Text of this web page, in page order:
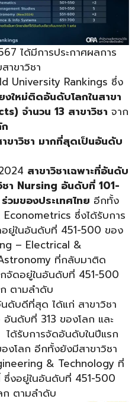
ได้มีการประกาศผลการ
าขาวิชา
University Rankings ซึ่ง
งใหม่ติดอันดับโลกในสาขา
จำนวน 13 สาขาวิชา จาก
าวิชา มากที่สุดเป็นอันดับ
สาขาวิชาเฉพาะที่อันดับ
า Nursing อันดับที่ 101-
มของประเทศไทย อีกทั้ง
ซึ่งได้รับการ
ยู่ในอันดับที่ 451-500 ของ
– Electrical &
ที่กลับมาติด
จัดอยู่ในอันดับที่ 451-500
ตามลำดับ
ดับดีที่สุด ได้แก่ สาขาวิชา
นดับที่ 313 ของโลก และ
ด้รับการจัดอันดับในปีแรก
งโลก อีกทั้งยังมีสาขาวิชา
& Technology ที่
งอยู่ในอันดับที่ 451-500
ก ตามลำดับ